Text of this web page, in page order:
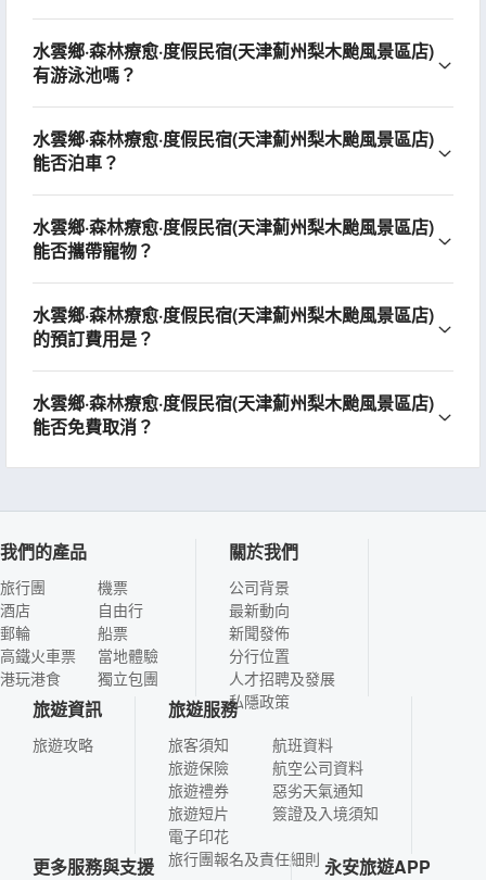
水雲鄉·森林療愈·度假民宿(天津薊州梨木颱風景區店)
有游泳池嗎？
水雲鄉·森林療愈·度假民宿(天津薊州梨木颱風景區店)
能否泊車？
水雲鄉·森林療愈·度假民宿(天津薊州梨木颱風景區店)
能否攜帶寵物？
水雲鄉·森林療愈·度假民宿(天津薊州梨木颱風景區店)
的預訂費用是？
水雲鄉·森林療愈·度假民宿(天津薊州梨木颱風景區店)
能否免費取消？
我們的產品
旅行團
酒店
郵輪
高鐵火車票
港玩港食
機票
自由行
船票
當地體驗
獨立包團
關於我們
公司背景
最新動向
新聞發佈
分行位置
人才招聘及發展
私隱政策
旅遊資訊
旅遊攻略
旅遊服務
旅客須知
旅遊保險
旅遊禮券
旅遊短片
電子印花
航班資料
航空公司資料
惡劣天氣通知
簽證及入境須知
旅行團報名及責任細則
更多服務與支援 永安旅遊APP